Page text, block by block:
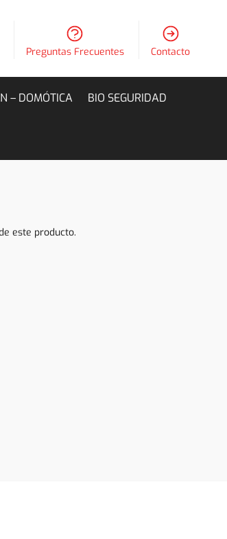
Preguntas Frecuentes Contacto
– DOMÓTICA BIO SEGURIDAD
este producto.